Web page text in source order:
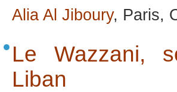
Alia Al Jiboury, Paris,
Le Wazzani,
Liban